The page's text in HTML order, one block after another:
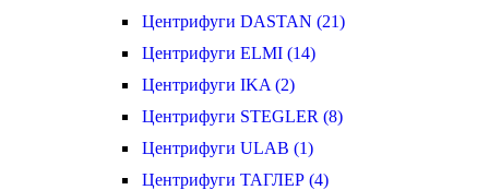
Центрифуги DASTAN (21)
Центрифуги ELMI (14)
Центрифуги IKA (2)
Центрифуги STEGLER (8)
Центрифуги ULAB (1)
Центрифуги ТАГЛЕР (4)